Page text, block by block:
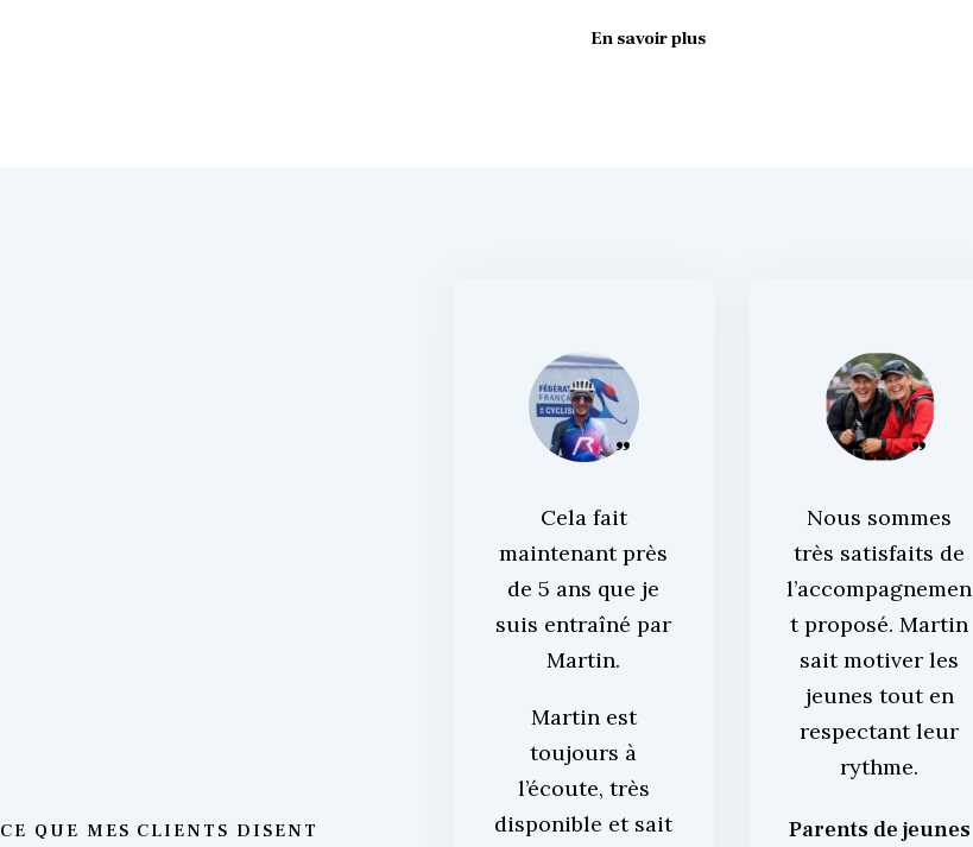
En savoir plus
CE QUE MES CLIENTS DISENT
Cela fait
maintenant près
de 5 ans que je
suis entraîné par
Martin.
Martin est
toujours à
l’écoute, très
disponible et sait
Nous sommes
très satisfaits de
l’accompagnemen
t proposé. Martin
sait motiver les
jeunes tout en
respectant leur
rythme.
Parents de jeunes